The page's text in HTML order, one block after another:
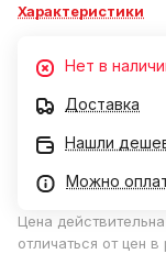
Характеристики
Нет в
Доставка
Нашли
Можно
Цена
отличаться от цен